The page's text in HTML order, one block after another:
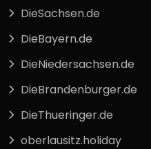
DieSachsen.de
DieBayern.de
DieNiedersachsen.de
DieBrandenburger.de
DieThueringer.de
oberlausitz.holiday